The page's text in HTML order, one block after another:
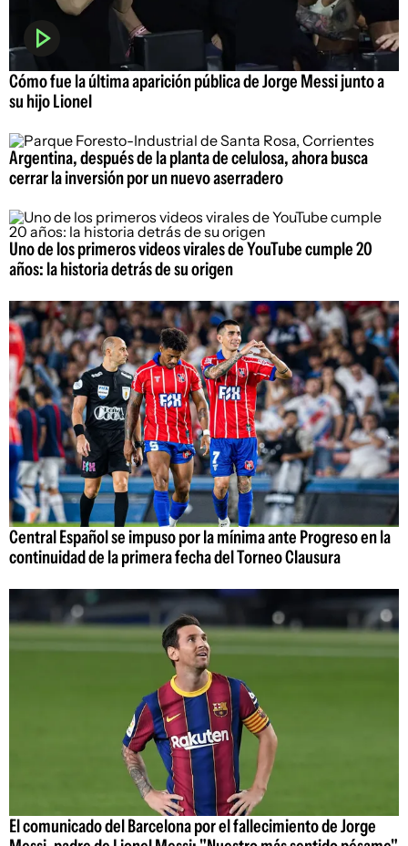
Cómo fue la última aparición pública de Jorge Messi junto a
su hijo Lionel
Argentina, después de la planta de celulosa, ahora busca
cerrar la inversión por un nuevo aserradero
Uno de los primeros videos virales de YouTube cumple 20
años: la historia detrás de su origen
Central Español se impuso por la mínima ante Progreso en la
continuidad de la primera fecha del Torneo Clausura
El comunicado del Barcelona por el fallecimiento de Jorge